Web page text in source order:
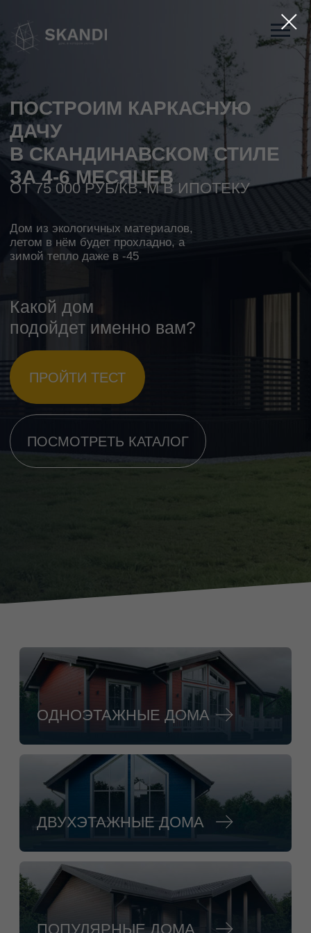
ПОСТРОИМ КАРКАСНУЮ
ДАЧУ
В СКАНДИНАВСКОМ СТИЛЕ
ЗА 4-6 МЕСЯЦЕВ
ОТ 75 000 РУБ/КВ. М В ИПОТЕКУ
Дом из экологичных материалов,
летом в нём будет прохладно, а
зимой тепло даже в -45
подойдет именно вам?
ПОСМОТРЕТЬ КАТАЛОГ
ПОПУЛЯРНЫЕ ДОМА